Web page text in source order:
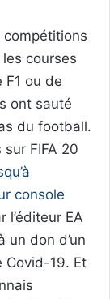
courses
ou de
ont sauté
du football.
sur FIFA 20
console
l’éditeur EA
un don d’un
Covid-19. Et